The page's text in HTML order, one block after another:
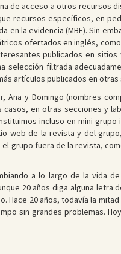
de acceso a otros recursos
recursos específicos, en
en la evidencia (MBE). Sin
ofertados en inglés,
publicados en
filtrada
artículos publicados en
Ana y Domingo (nombres
casos, en otras secciones y
incluso en mini grupo
web de la revista y del
grupo fuera de la revista,
a lo largo de la vida
20 años diga alguna letra
20 años, todavía la
sin grandes problemas.